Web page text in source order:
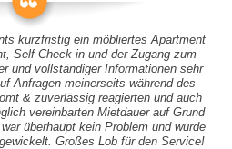
kurzfristig ein möbliertes Apartment
Self Check in und der Zugang zum
und vollständiger Informationen sehr
Anfragen meinerseits während des
& zuverlässig reagierten und auch
vereinbarten Mietdauer auf Grund
überhaupt kein Problem und wurde
Großes Lob für den Service!